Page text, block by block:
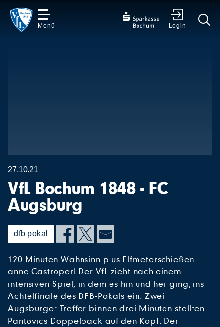
Menü Login
27.10.21
VfL Bochum 1848 - FC
Augsburg
dfb pokal
120 Minuten Wahnsinn plus Elfmeterschießen
anne Castroper! Der VfL zieht nach einem
intensiven Spiel, in dem es hin und her ging, ins
Achtelfinale des DFB-Pokals ein. Zwei
Augsburger Treffer binnen drei Minuten stellten
Pantovics Doppelpack auf den Kopf. Der